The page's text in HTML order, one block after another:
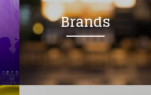
Brands